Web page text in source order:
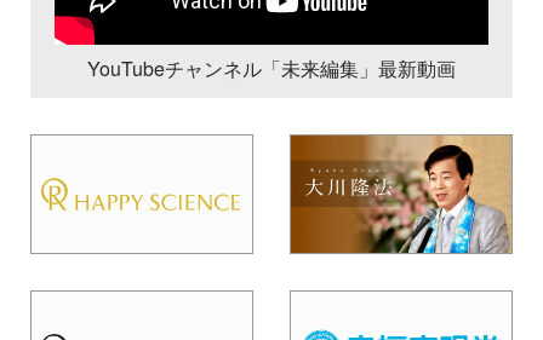
YouTubeチャンネル「未来編集」最新動画